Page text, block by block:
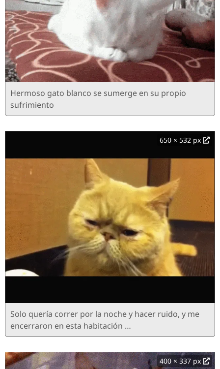
Hermoso gato blanco se sumerge en su propio
sufrimiento
650 × 532 px
Solo quería correr por la noche y hacer ruido, y me
encerraron en esta habitación …
400 × 337 px